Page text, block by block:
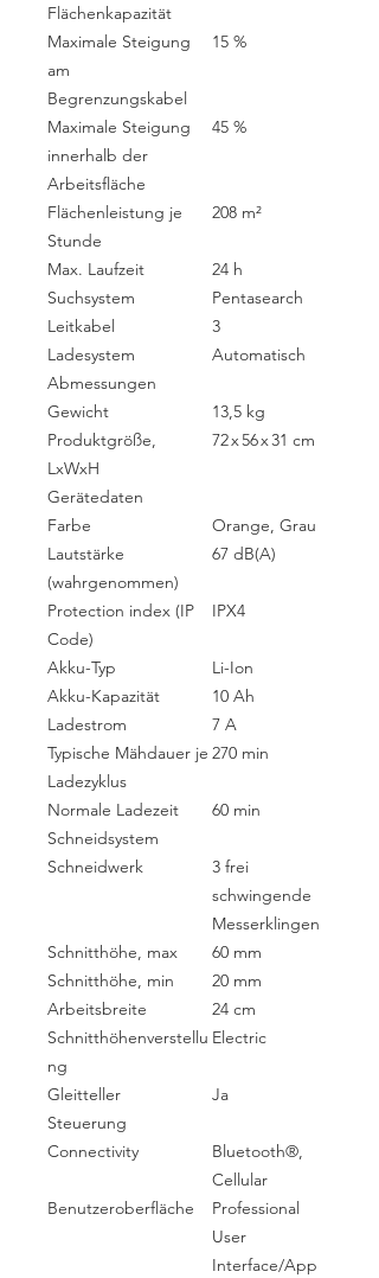
Flächenkapazität
Maximale Steigung
am
Begrenzungskabel
15 %
Maximale Steigung
innerhalb der
Arbeitsfläche
45 %
Flächenleistung je
Stunde
208 m²
Max. Laufzeit
24 h
Suchsystem
Pentasearch
Leitkabel
3
Ladesystem
Automatisch
Abmessungen
Gewicht
13,5 kg
Produktgröße,
LxWxH
72 x 56 x 31 cm
Gerätedaten
Farbe
Orange, Grau
Lautstärke
(wahrgenommen)
67 dB(A)
Protection index (IP
Code)
IPX4
Akku-Typ
Li-Ion
Akku-Kapazität
10 Ah
Ladestrom
7 A
Typische Mähdauer je
Ladezyklus
270 min
Normale Ladezeit
60 min
Schneidsystem
Schneidwerk
3 frei
schwingende
Messerklingen
Schnitthöhe, max
60 mm
Schnitthöhe, min
20 mm
Arbeitsbreite
24 cm
Schnitthöhenverstellu
ng
Electric
Gleitteller
Ja
Steuerung
Connectivity
Bluetooth®,
Cellular
Benutzeroberfläche
Professional
User
Interface/App